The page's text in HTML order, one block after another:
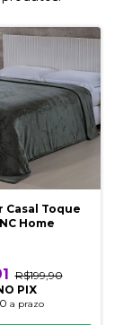
Casal Toque
Home
R$199,90
PIX
a prazo